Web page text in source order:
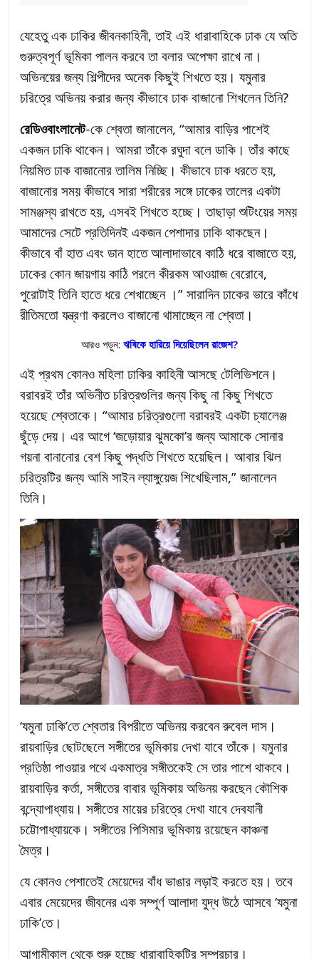
যেহেতু এক ঢাকির জীবনকাহিনী, তাই এই ধারাবাহিকে ঢাক যে অতি
গুরুত্বপূর্ণ ভূমিকা পালন করবে তা বলার অপেক্ষা রাখে না।
অভিনয়ের জন্য শিল্পীদের অনেক কিছুই শিখতে হয়। যমুনার
চরিত্রে অভিনয় করার জন্য কীভাবে ঢাক বাজানো শিখলেন তিনি?
রেডিওবাংলানেট-কে শ্বেতা জানালেন, “আমার বাড়ির পাশেই
একজন ঢাকি থাকেন। আমরা তাঁকে রঘুদা বলে ডাকি। তাঁর কাছে
নিয়মিত ঢাক বাজানোর তালিম নিচ্ছি। কীভাবে ঢাক ধরতে হয়,
বাজানোর সময় কীভাবে সারা শরীরের সঙ্গে ঢাকের তালের একটা
সামঞ্জস্য রাখতে হয়, এসবই শিখতে হচ্ছে। তাছাড়া শুটিংয়ের সময়
আমাদের সেটে প্রতিদিনই একজন পেশাদার ঢাকি থাকছেন।
কীভাবে বাঁ হাত এবং ডান হাতে আলাদাভাবে কাঠি ধরে বাজাতে হয়,
ঢাকের কোন জায়গায় কাঠি পরলে কীরকম আওয়াজ বেরোবে,
পুরোটাই তিনি হাতে ধরে শেখাচ্ছেন ।” সারাদিন ঢাকের ভারে কাঁধে
রীতিমতো যন্ত্রণা করলেও বাজানো থামাচ্ছেন না শ্বেতা।
আরও পড়ুন: ঋষিকে হারিয়ে দিয়েছিলেন রাজেশ?
এই প্রথম কোনও মহিলা ঢাকির কাহিনী আসছে টেলিভিশনে।
বরাবরই তাঁর অভিনীত চরিত্রগুলির জন্য কিছু না কিছু শিখতে
হয়েছে শ্বেতাকে। “আমার চরিত্রগুলো বরাবরই একটা চ্যালেঞ্জ
ছুঁড়ে দেয়। এর আগে ‘জড়োয়ার ঝুমকো’র জন্য আমাকে সোনার
গয়না বানানোর বেশ কিছু পদ্ধতি শিখতে হয়েছিল। আবার ঝিল
চরিত্রটির জন্য আমি সাইন ল্যাঙ্গুয়েজ শিখেছিলাম,” জানালেন
তিনি।
‘যমুনা ঢাকি’তে শ্বেতার বিপরীতে অভিনয় করবেন রুবেল দাস।
রায়বাড়ির ছোটছেলে সঙ্গীতের ভূমিকায় দেখা যাবে তাঁকে। যমুনার
প্রতিষ্ঠা পাওয়ার পথে একমাত্র সঙ্গীতকেই সে তার পাশে থাকবে।
রায়বাড়ির কর্তা, সঙ্গীতের বাবার ভূমিকায় অভিনয় করছেন কৌশিক
বন্দ্যোপাধ্যায়। সঙ্গীতের মায়ের চরিত্রে দেখা যাবে দেবযানী
চট্টোপাধ্যায়কে। সঙ্গীতের পিসিমার ভূমিকায় রয়েছেন কাঞ্চনা
মৈত্র।
যে কোনও পেশাতেই মেয়েদের বাঁধ ভাঙার লড়াই করতে হয়। তবে
এবার মেয়েদের জীবনের এক সম্পূর্ণ আলাদা যুদ্ধ উঠে আসবে ‘যমুনা
ঢাকি’তে।
আগামীকাল থেকে শুরু হচ্ছে ধারাবাহিকটির সম্প্রচার।